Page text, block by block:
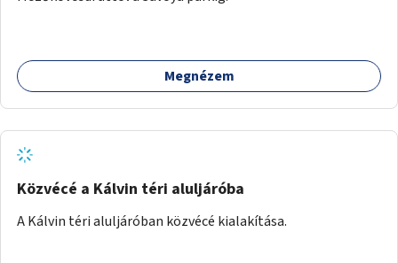
Megnézem
Közvécé a Kálvin téri aluljáróba
A Kálvin téri aluljáróban közvécé kialakítása.